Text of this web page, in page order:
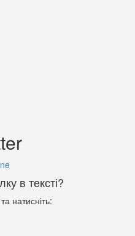
в тексті?
натисніть: